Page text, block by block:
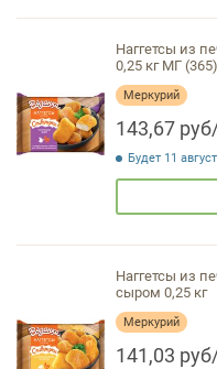
Наггетсы из
0,25 кг МГ (365)
Меркурий
143,67
Будет 11
Наггетсы из
сыром 0,25 кг
Меркурий
141,03